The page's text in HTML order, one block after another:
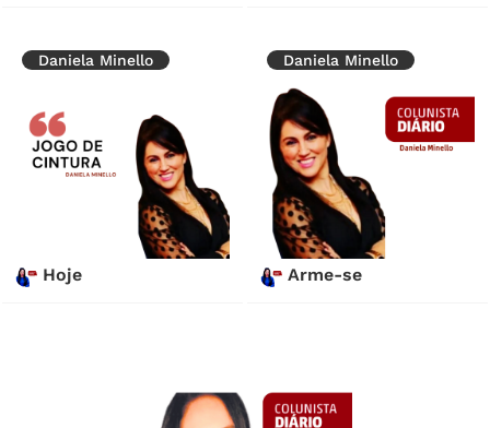
Daniela Minello
Hoje
Daniela Minello
Arme-se